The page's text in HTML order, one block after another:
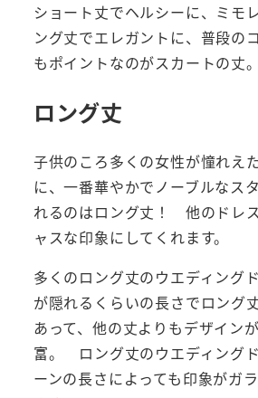
ショート丈でヘルシーに、ミモ
ング丈でエレガントに、普段の
もポイントなのがスカートの丈。
ロング丈
子供のころ多くの女性が憧れえ
に、一番華やかでノーブルなス
れるのはロング丈！ 他のドレ
ャスな印象にしてくれます。
多くのロング丈のウエディング
が隠れるくらいの長さでロング
あって、他の丈よりもデザイン
富。 ロング丈のウエディング
ーンの長さによっても印象がガ